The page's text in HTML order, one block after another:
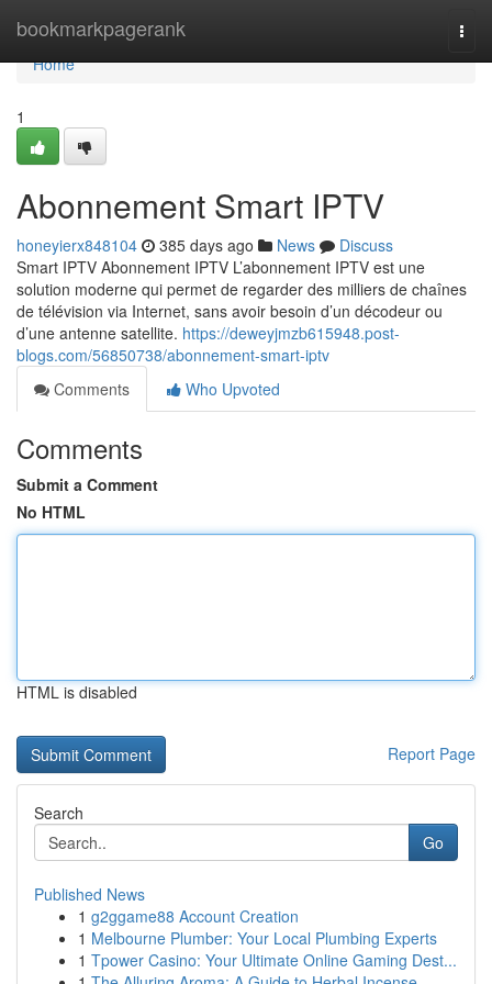
bookmarkpagerank
Home
Home
1
Abonnement Smart IPTV
honeyierx848104 385 days ago News
Discuss
Smart IPTV Abonnement IPTV L’abonnement IPTV est une
solution moderne qui permet de regarder des milliers de chaînes
de télévision via Internet, sans avoir besoin d’un décodeur ou
d’une antenne satellite. https://deweyjmzb615948.post-
blogs.com/56850738/abonnement-smart-iptv
Comments
Who Upvoted
Comments
Submit a Comment
No HTML
HTML is disabled
Report Page
Search
Go
Published News
1 g2ggame88 Account Creation
1 Melbourne Plumber: Your Local Plumbing Experts
1 Tpower Casino: Your Ultimate Online Gaming Dest...